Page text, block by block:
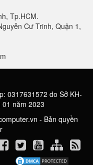
Tp.HCM.
Cư Trinh, Quận 1,
0317631572 do Sở KH-
năm 2023
- Bản quyền